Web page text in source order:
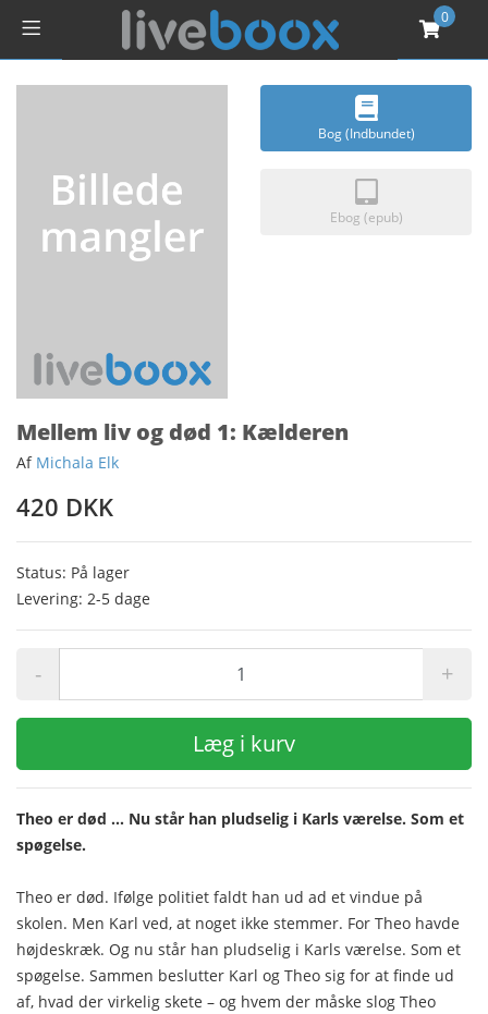
0
Bog (Indbundet)
Ebog (epub)
Mellem liv og død 1: Kælderen
Af Michala Elk
420 DKK
Status: På lager
Levering: 2-5 dage
- +
Læg i kurv
Theo er død ... Nu står han pludselig i Karls værelse. Som et
spøgelse.
Theo er død. Ifølge politiet faldt han ud ad et vindue på
skolen. Men Karl ved, at noget ikke stemmer. For Theo havde
højdeskræk. Og nu står han pludselig i Karls værelse. Som et
spøgelse. Sammen beslutter Karl og Theo sig for at finde ud
af, hvad der virkelig skete – og hvem der måske slog Theo